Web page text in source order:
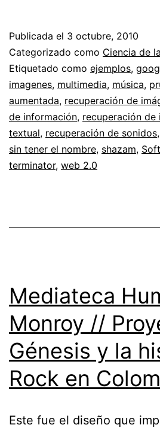
de
Publicada el 3 octubre, 2010
Categorizado como Ciencia de
Etiquetado como ejemplos,
imagenes, multimedia, música,
aumentada, recuperación de
de información, recuperación de
textual, recuperación de sonidos,
sin tener el nombre, shazam,
terminator, web 2.0
Mediateca
Monroy //
Génesis y la
Rock en
Este fue el diseño que